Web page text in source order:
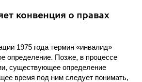
конвенция о правах
1975 года термин «инвалид»
определение. Позже, в процессе
существующее определение
время под ним следует понимать,